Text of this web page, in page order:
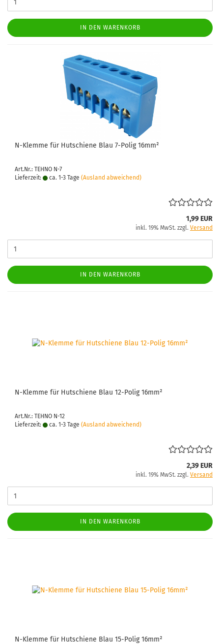
IN DEN WARENKORB
N-​Klem­me für Hut­schie­ne Blau 7-​Polig 16mm²
Art.Nr.: TEHNO N-7
Lieferzeit:
ca. 1-3 Tage (Ausland abweichend)
1,99 EUR
inkl. 19% MwSt. zzgl. Versand
IN DEN WARENKORB
N-​Klem­me für Hut­schie­ne Blau 12-​Polig 16mm²
Art.Nr.: TEHNO N-12
Lieferzeit:
ca. 1-3 Tage (Ausland abweichend)
2,39 EUR
inkl. 19% MwSt. zzgl. Versand
IN DEN WARENKORB
N-​Klem­me für Hut­schie­ne Blau 15-​Polig 16mm²